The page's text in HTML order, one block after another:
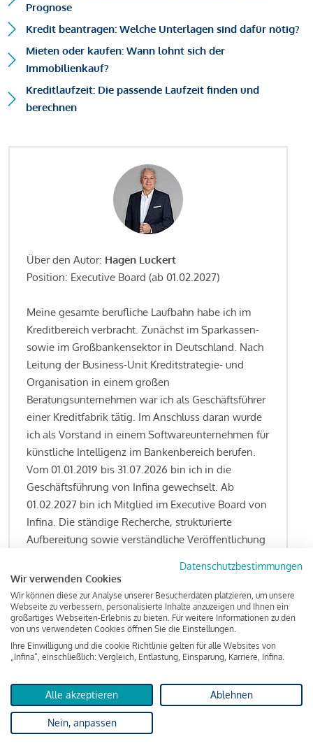
Prognose
Kredit beantragen: Welche Unterlagen sind dafür nötig?
Mieten oder kaufen: Wann lohnt sich der
Immobilienkauf?
Kreditlaufzeit: Die passende Laufzeit finden und
berechnen
Über den Autor: Hagen Luckert
Position: Executive Board (ab 01.02.2027)
Meine gesamte berufliche Laufbahn habe ich im
Kreditbereich verbracht. Zunächst im Sparkassen-
sowie im Großbankensektor in Deutschland. Nach
Leitung der Business-Unit Kreditstrategie- und
Organisation in einem großen
Beratungsunternehmen war ich als Geschäftsführer
einer Kreditfabrik tätig. Im Anschluss daran wurde
ich als Vorstand in einem Softwareunternehmen für
künstliche Intelligenz im Bankenbereich berufen.
Vom 01.01.2019 bis 31.07.2026 bin ich in die
Geschäftsführung von Infina gewechselt. Ab
01.02.2027 bin ich Mitglied im Executive Board von
Infina. Die ständige Recherche, strukturierte
Aufbereitung sowie verständliche Veröffentlichung
Kreditgeschäft gehören zu den wesentlichen
Schwerpunktsetzungen meiner Funktion.
Lesen Sie meine Finanzierungs-Tipps
KreditindexDas Wohnkredit Barometer
Datenschutzbestimmungen
Wir verwenden Cookies
Wir können diese zur Analyse unserer Besucherdaten platzieren, um unsere
Webseite zu verbessern, personalisierte Inhalte anzuzeigen und Ihnen ein
großartiges Webseiten-Erlebnis zu bieten. Für weitere Informationen zu den
von uns verwendeten Cookies öffnen Sie die Einstellungen.
Ihre Einwilligung und die cookie Richtlinie gelten für alle Websites von
„Infina“, einschließlich: Vergleich, Entlastung, Einsparung, Karriere, Infina.
Alle akzeptieren Ablehnen
Nein, anpassen